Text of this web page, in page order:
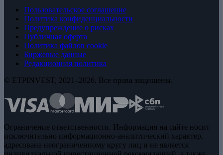
Пользовательское соглашение
Политика конфиденциальности
Предупреждение о рисках
Публичная оферта
Политика файлов cookie
Биржевые данные
Редакционная политика
© ETPINVEST, 2021–2026. Все права защищены.
Ограничение ответственности. Информация на сайте носит
исключительно информационно-аналитический характер,
адресована неограниченному кругу лиц и не является